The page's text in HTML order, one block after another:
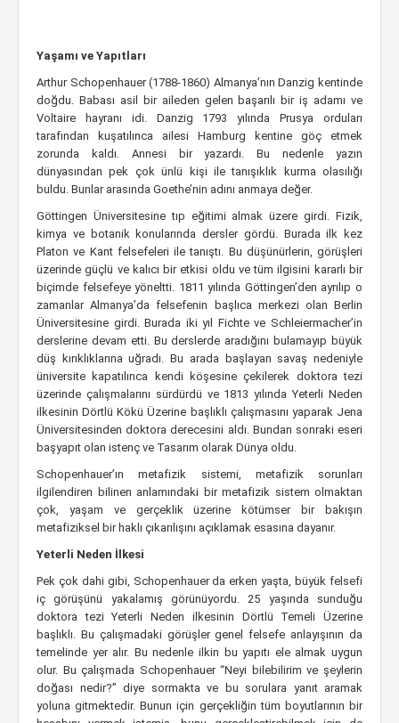
Yaşamı ve Yapıtları
Arthur Schopenhauer (1788-1860) Almanya’nın Danzig kentinde
doğdu. Babası asil bir aileden gelen başarılı bir iş adamı ve
Voltaire hayranı idi. Danzig 1793 yılında Prusya orduları
tarafından kuşatılınca ailesi Hamburg kentine göç etmek
zorunda kaldı. Annesi bir yazardı. Bu nedenle yazın
dünyasından pek çok ünlü kişi ile tanışıklık kurma olasılığı
buldu. Bunlar arasında Goethe’nin adını anmaya değer.
Göttingen Üniversitesine tıp eğitimi almak üzere girdi. Fizik,
kimya ve botanik konularında dersler gördü. Burada ilk kez
Platon ve Kant felsefeleri ile tanıştı. Bu düşünürlerin, görüşleri
üzerinde güçlü ve kalıcı bir etkisi oldu ve tüm ilgisini kararlı bir
biçimde felsefeye yöneltti. 1811 yılında Göttingen’den ayrılıp o
zamanlar Almanya’da felsefenin başlıca merkezi olan Berlin
Üniversitesine girdi. Burada iki yıl Fichte ve Schleiermacher’in
derslerine devam etti. Bu derslerde aradığını bulamayıp büyük
düş kırıklıklarına uğradı. Bu arada başlayan savaş nedeniyle
üniversite kapatılınca kendi köşesine çekilerek doktora tezi
üzerinde çalışmalarını sürdürdü ve 1813 yılında Yeterli Neden
ilkesinin Dörtlü Kökü Üzerine başlıklı çalışmasını yaparak Jena
Üniversitesinden doktora derecesini aldı. Bundan sonraki eseri
başyapıt olan istenç ve Tasarım olarak Dünya oldu.
Schopenhauer’ın metafizik sistemi, metafizik sorunları
ilgilendiren bilinen anlamındaki bir metafizik sistem olmaktan
çok, yaşam ve gerçeklik üzerine kötümser bir bakışın
metafiziksel bir haklı çıkarılışını açıklamak esasına dayanır.
Yeterli Neden İlkesi
Pek çok dahi gibi, Schopenhauer da erken yaşta, büyük felsefi
iç görüşünü yakalamış görünüyordu. 25 yaşında sunduğu
doktora tezi Yeterli Neden ilkesinin Dörtlü Temeli Üzerine
başlıklı. Bu çalışmadaki görüşler genel felsefe anlayışının da
temelinde yer alır. Bu nedenle ilkin bu yapıtı ele almak uygun
olur. Bu çalışmada Schopenhauer “Neyi bilebilirim ve şeylerin
doğası nedir?” diye sormakta ve bu sorulara yanıt aramak
yoluna gitmektedir. Bunun için gerçekliğin tüm boyutlarının bir